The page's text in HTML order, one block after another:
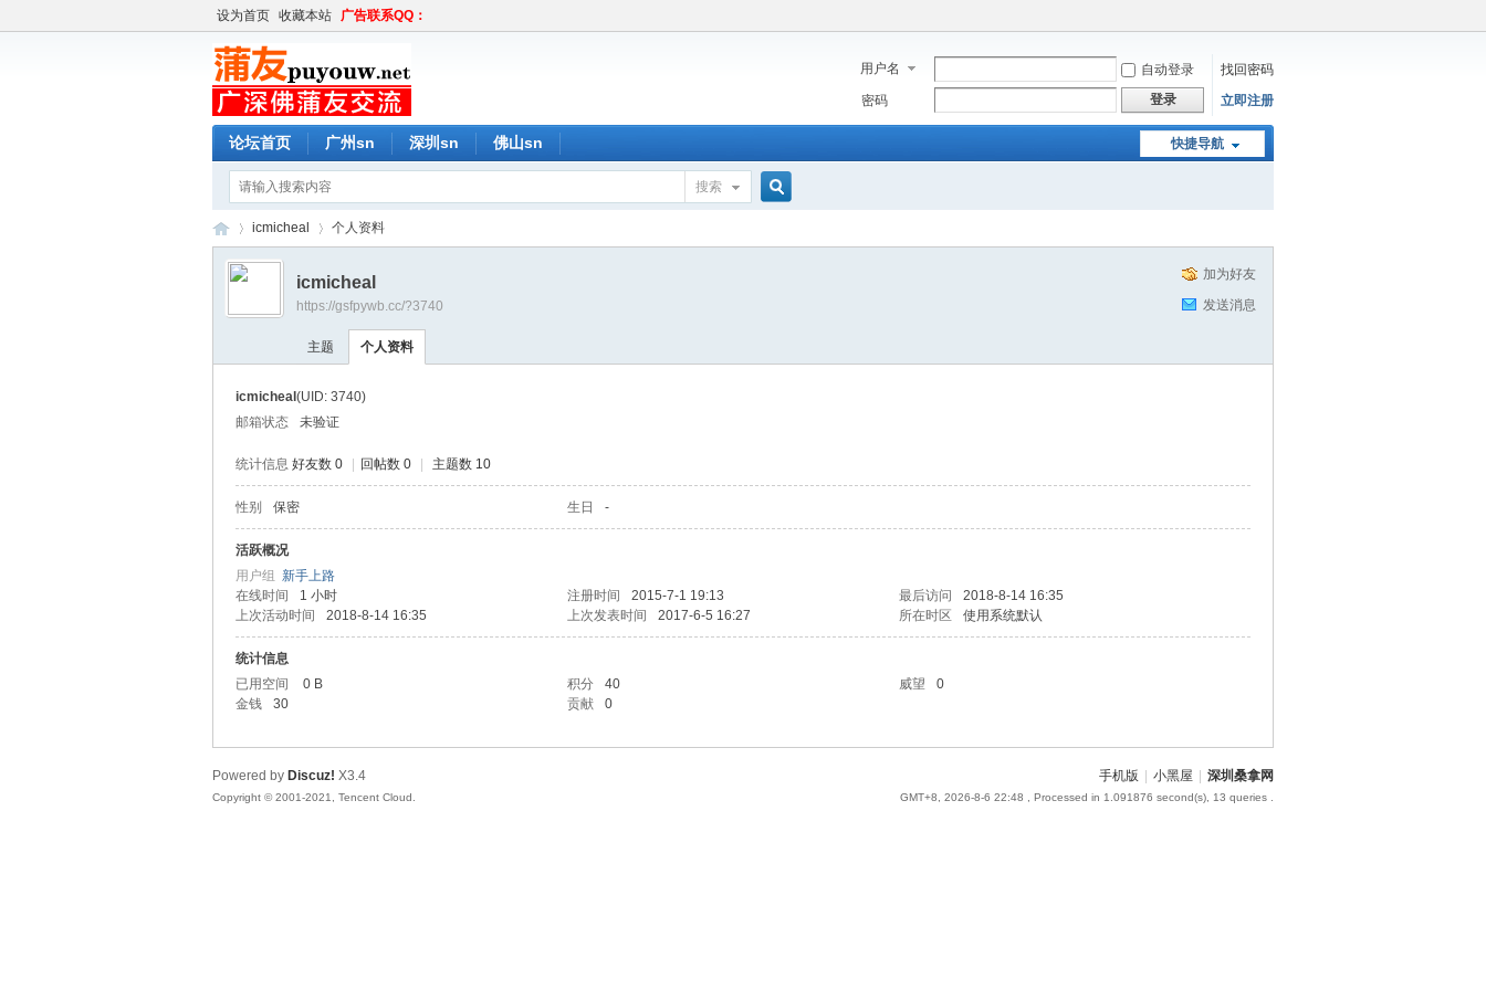
设为首页 收藏本站 广告联系QQ：
用户名 自动登录
找回密码
密码
登录 立即注册
快捷导航
论坛首页 广州sn 深圳sn 佛山sn
搜索
›
icmicheal 个人资料
加为好友
发送消息
icmicheal
https://gsfpywb.cc/?3740
主题 个人资料
icmicheal (UID: 3740)
邮箱状态
未验证
统计信息 好友数 0 回帖数 0 主题数 10
性别 保密 生日 -
活跃概况
用户组 新手上路
在线时间
1 小时 注册时间 2015-7-1 19:13 最后访问
2018-8-14 16:35
上次活动时间
2018-8-14 16:35 上次发表时间 2017-6-5 16:27 所在时区 使用系统默认
统计信息
已用空间
0 B 积分 40 威望
0
金钱
30 贡献 0
手机版 小黑屋 深圳桑拿网
GMT+8, 2026-8-6 22:48 , Processed in 1.091876 second(s), 13 queries .
Powered by Discuz! X3.4
Copyright © 2001-2021, Tencent Cloud.